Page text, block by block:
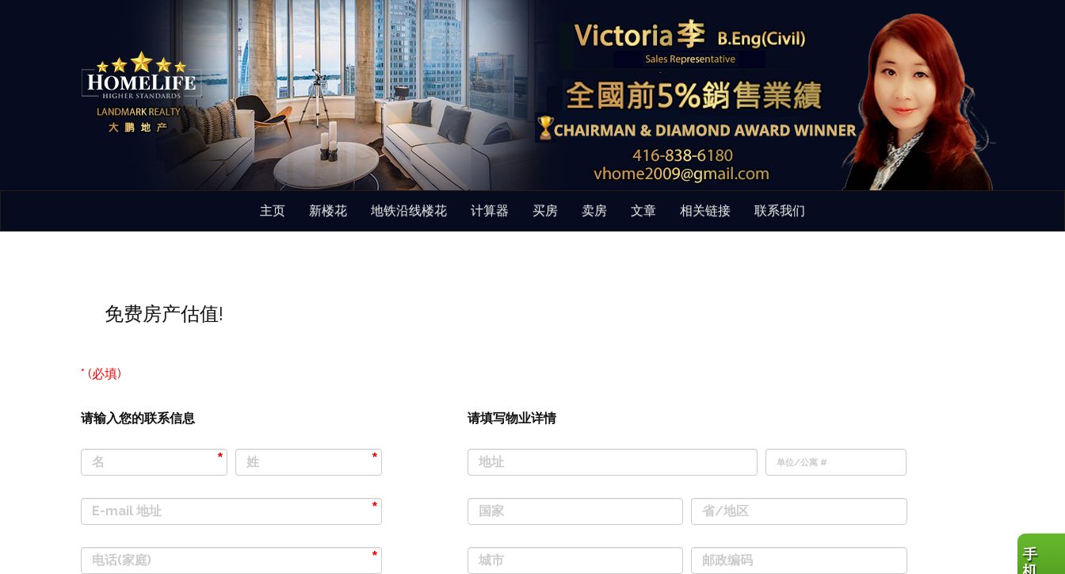
主页 新楼花 地铁沿线楼花 计算器 买房 卖房 文章 相关链接 联系我们
免费房产估值!
* (必填)
请输入您的联系信息
名 姓
E-mail 地址
电话(家庭)
请填写物业详情
地址 单位/公寓 #
国家 省/地区
城市 邮政编码